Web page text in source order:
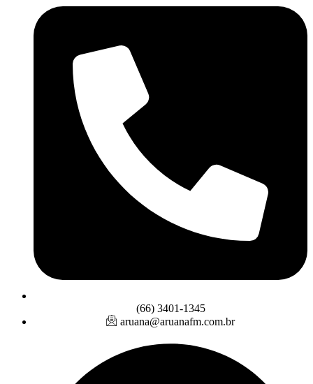
(66) 3401-1345
aruana@aruanafm.com.br